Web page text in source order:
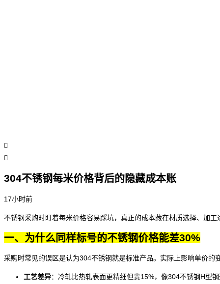
304不锈钢每米价格背后的隐藏成本账
17小时前
不锈钢采购时盯着每米价格容易踩坑，真正的成本藏在材质选择、加
一、为什么同样标号的不锈钢价格能差30%
采购时常见的误区是认为304不锈钢就是标准产品。实际上影响单价的
工艺差异：冷轧比热轧表面更精细但贵15%，像304不锈钢H型钢